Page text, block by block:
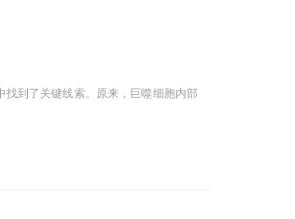
到了关键线索。原来，巨噬细胞内部